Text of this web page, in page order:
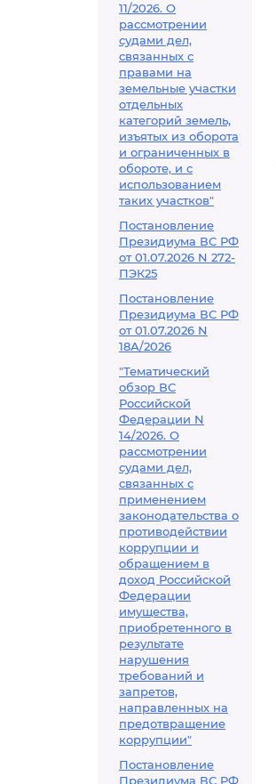
11/2026. О
рассмотрении
судами дел,
связанных с
правами на
земельные участки
отдельных
категорий земель,
изъятых из оборота
и ограниченных в
обороте, и с
использованием
таких участков"
Постановление
Президиума ВС РФ
от 01.07.2026 N 272-
ПЭК25
Постановление
Президиума ВС РФ
от 01.07.2026 N
18А/2026
"Тематический
обзор ВС
Российской
Федерации N
14/2026. О
рассмотрении
судами дел,
связанных с
применением
законодательства о
противодействии
коррупции и
обращением в
доход Российской
Федерации
имущества,
приобретенного в
результате
нарушения
требований и
запретов,
направленных на
предотвращение
коррупции"
Постановление
Президиума ВС РФ